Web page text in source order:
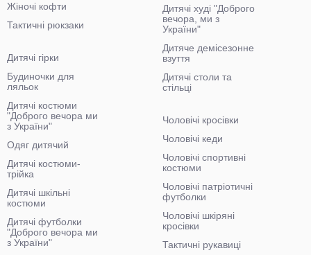
Жіночі кофти
Тактичні рюкзаки
Дитячі худі "Доброго
вечора, ми з
України"
Дитяче демісезонне
взуття
Дитячі столи та
стільці
Дитячі гірки
Будиночки для
ляльок
Дитячі костюми
"Доброго вечора ми
з України"
Одяг дитячий
Дитячі костюми-
трійка
Дитячі шкільні
костюми
Дитячі футболки
"Доброго вечора ми
з України"
Чоловічі кросівки
Чоловічі кеди
Чоловічі спортивні
костюми
Чоловічі патріотичні
футболки
Чоловічі шкіряні
кросівки
Тактичні рукавиці